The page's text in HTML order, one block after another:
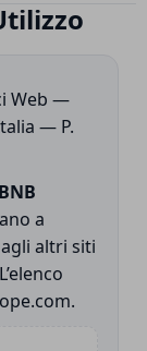
Web —
— P.
a
altri siti